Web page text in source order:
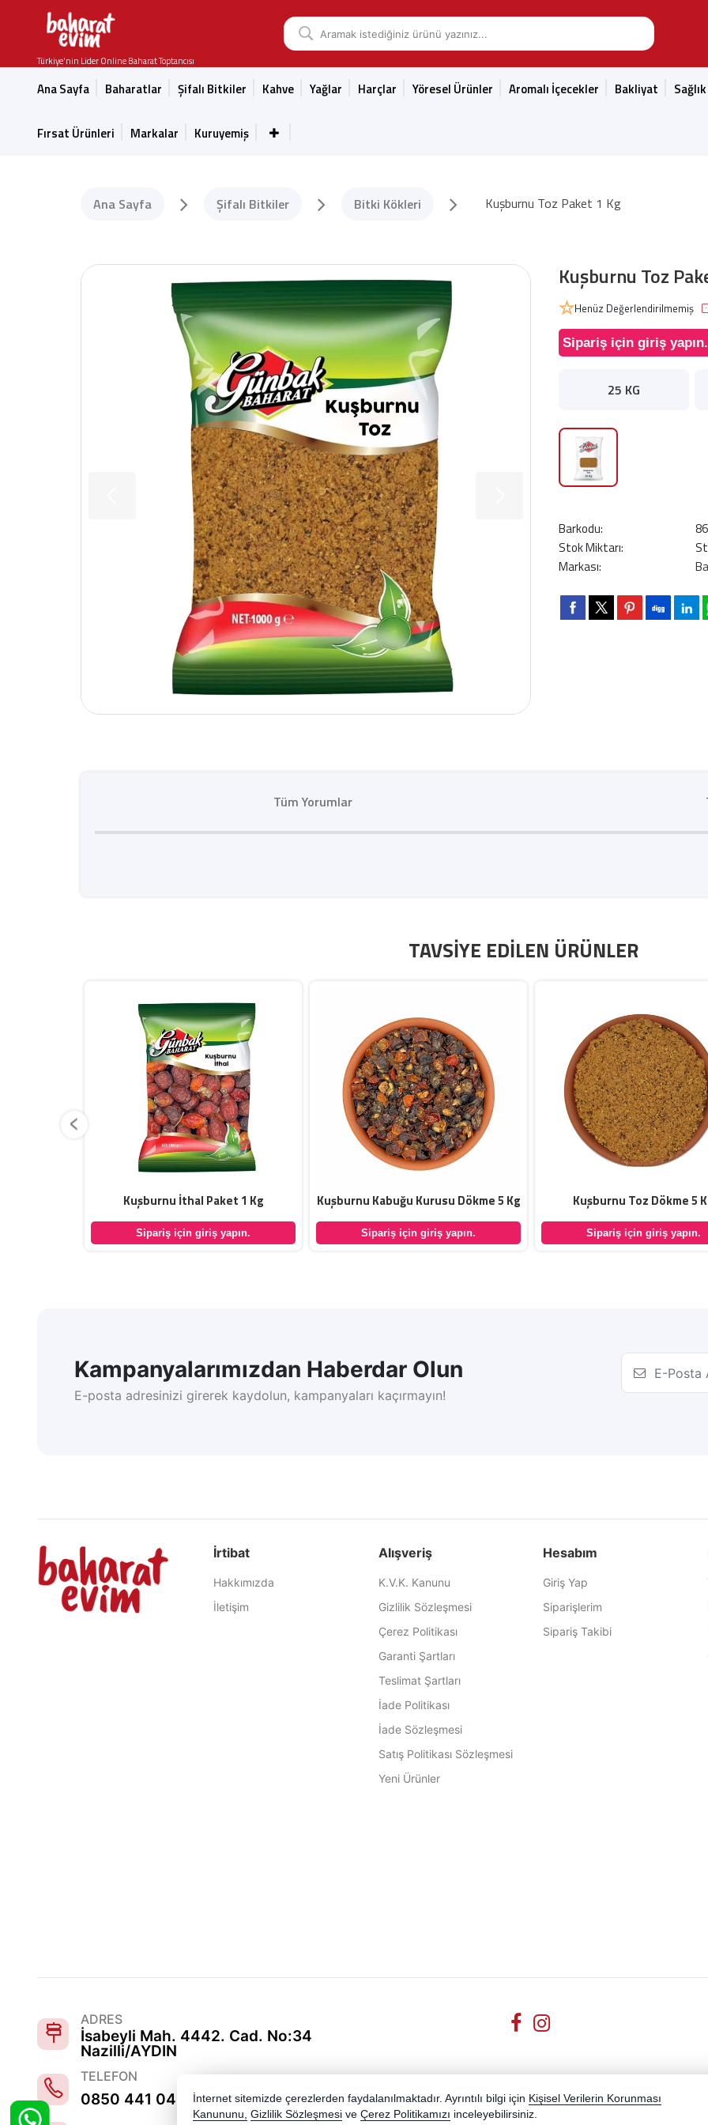
Türkiye'nin Lider Online Baharat Toptancısı
Ana Sayfa Baharatlar Şifalı Bitkiler Kahve Yağlar Harçlar Yöresel Ürünler Aromalı İçecekler Bakliyat
Fırsat Ürünleri Markalar Kuruyemiş
Ana Sayfa Şifalı Bitkiler Bitki Kökleri Kuşburnu Toz Paket 1 Kg
Kuşburnu Toz
Henüz Değerlendirilmemiş
Sipariş için giriş yapın.
25 KG
Barkodu:
Stok Miktarı:
Markası:
Tüm Yorumlar
TAVSIYE EDILEN ÜRÜNLER
Kuşburnu İthal Paket 1 Kg
Sipariş için giriş yapın.
Kuşburnu Kabuğu Kurusu Dökme 5 Kg
Sipariş için giriş yapın.
Kuşburnu Toz Dökme 5
Sipariş için giriş yapın.
‹
Kampanyalarımızdan Haberdar Olun
E-posta adresinizi girerek kaydolun, kampanyaları kaçırmayın!
İrtibat
Hakkımızda
İletişim
Alışveriş
K.V.K. Kanunu
Gizlilik Sözleşmesi
Çerez Politikası
Garanti Şartları
Teslimat Şartları
İade Politikası
İade Sözleşmesi
Satış Politikası Sözleşmesi
Yeni Ürünler
Hesabım
Giriş Yap
Siparişlerim
Sipariş Takibi
ADRES
İsabeyli Mah. 4442. Cad. No:34
Nazilli/AYDIN
TELEFON
0850 441 0486İnternet sitemizde çerezlerden faydalanılmaktadır. Ayrıntılı bilgi için Kişisel Verilerin Korunması
Kanununu, Gizlilik Sözleşmesi ve Çerez Politikamızı inceleyebilirsiniz.